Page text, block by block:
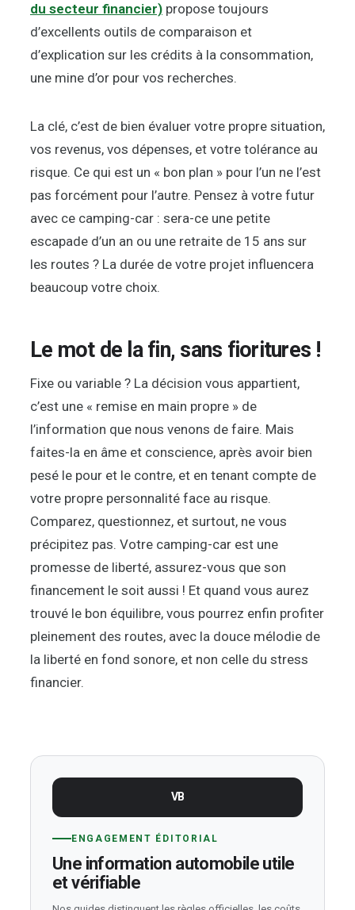
du secteur financier) propose toujours
d’excellents outils de comparaison et
d’explication sur les crédits à la consommation,
une mine d’or pour vos recherches.
La clé, c’est de bien évaluer votre propre situation,
vos revenus, vos dépenses, et votre tolérance au
risque. Ce qui est un « bon plan » pour l’un ne l’est
pas forcément pour l’autre. Pensez à votre futur
avec ce camping-car : sera-ce une petite
escapade d’un an ou une retraite de 15 ans sur
les routes ? La durée de votre projet influencera
beaucoup votre choix.
Le mot de la fin, sans fioritures !
Fixe ou variable ? La décision vous appartient,
c’est une « remise en main propre » de
l’information que nous venons de faire. Mais
faites-la en âme et conscience, après avoir bien
pesé le pour et le contre, et en tenant compte de
votre propre personnalité face au risque.
Comparez, questionnez, et surtout, ne vous
précipitez pas. Votre camping-car est une
promesse de liberté, assurez-vous que son
financement le soit aussi ! Et quand vous aurez
trouvé le bon équilibre, vous pourrez enfin profiter
pleinement des routes, avec la douce mélodie de
la liberté en fond sonore, et non celle du stress
financier.
VB
ENGAGEMENT ÉDITORIAL
Une information automobile utile
et vérifiable